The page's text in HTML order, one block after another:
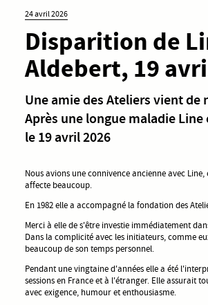
24 avril 2026
Disparition de
Aldebert, 19
Une amie des Ateliers vient de
Après une longue maladie Line
le 19 avril 2026
Nous avions une connivence ancienne avec Line,
affecte beaucoup.
En 1982 elle a accompagné la fondation des
Merci à elle de s'être investie immédiatement
Dans la complicité avec les initiateurs, comme
beaucoup de son temps personnel.
Pendant une vingtaine d'années elle a été
sessions en France et à l'étranger. Elle assurait
avec exigence, humour et enthousiasme.